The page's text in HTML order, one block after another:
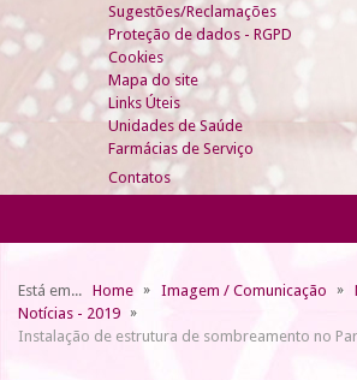
Sugestões/Reclamações
Proteção de dados - RGPD
Cookies
Mapa do site
Links Úteis
Unidades de Saúde
Farmácias de Serviço
Contatos
Está em... Home Imagem / Comunicação
Notícias - 2019
Instalação de estrutura de sombreamento no